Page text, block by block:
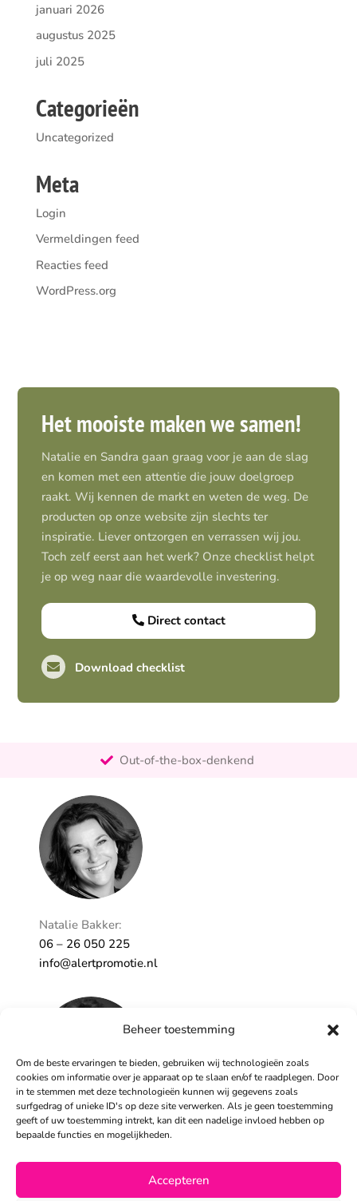
Beheer toestemming
Om de beste ervaringen te bieden, gebruiken wij technologieën zoals
cookies om informatie over je apparaat op te slaan en/of te raadplegen. Door
in te stemmen met deze technologieën kunnen wij gegevens zoals
surfgedrag of unieke ID's op deze site verwerken. Als je geen toestemming
geeft of uw toestemming intrekt, kan dit een nadelige invloed hebben op
bepaalde functies en mogelijkheden.
Accepteren
januari 2026
augustus 2025
juli 2025
Categorieën
Uncategorized
Meta
Login
Vermeldingen feed
Reacties feed
WordPress.org
Het mooiste maken we samen!
Natalie en Sandra gaan graag voor je aan de slag
en komen met een attentie die jouw doelgroep
raakt. Wij kennen de markt en weten de weg. De
producten op onze website zijn slechts ter
inspiratie. Liever ontzorgen en verrassen wij jou.
Toch zelf eerst aan het werk? Onze checklist helpt
je op weg naar die waardevolle investering.
Direct contact
Download checklist
Out-of-the-box-denkend
Natalie Bakker:
06 – 26 050 225
info@alertpromotie.nl
Sandra Peters:
06 – 26 050 230
info@alertpromotie.nl